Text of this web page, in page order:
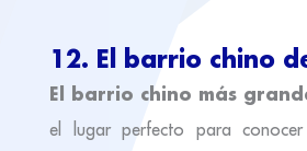
12. El barrio chino
El barrio chino más
el lugar perfecto para